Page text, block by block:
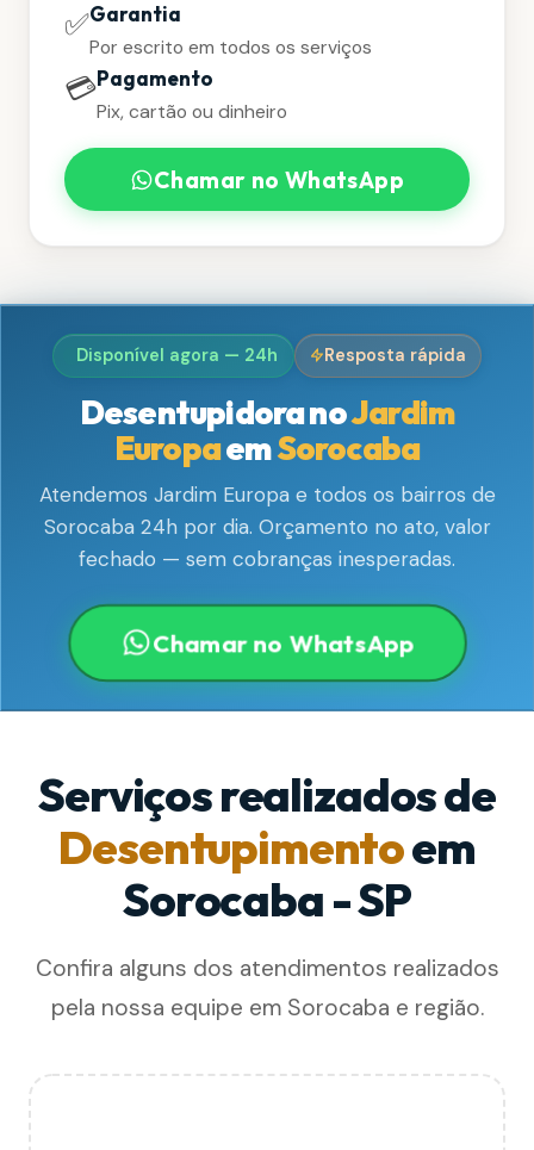
✅Garantia
Por escrito em todos os serviços
💳Pagamento
Pix, cartão ou dinheiro
Chamar no WhatsApp
Disponível agora — 24h Resposta rápida
Desentupidora noJardim
EuropaemSorocaba
Atendemos Jardim Europa e todos os bairros de
Sorocaba 24h por dia. Orçamento no ato, valor
fechado — sem cobranças inesperadas.
Chamar no WhatsApp
Serviços realizados de
Desentupimentoem
Sorocaba - SP
Confira alguns dos atendimentos realizados
pela nossa equipe em Sorocaba e região.